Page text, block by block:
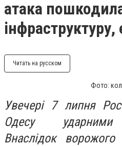
атака
інфраструктуру,
Читать на русском
Фото:
Увечері 7 липня
Одесу ударними
Внаслідок